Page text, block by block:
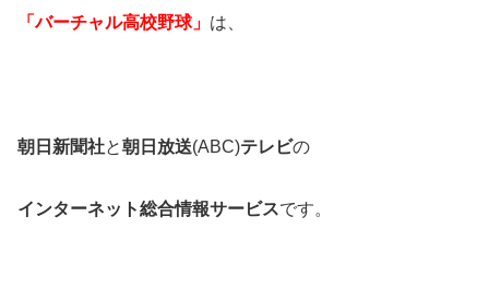
「バーチャル高校野球」 は、
朝日新聞社と朝日放送(ABC)テレビの
インターネット総合情報サービスです。